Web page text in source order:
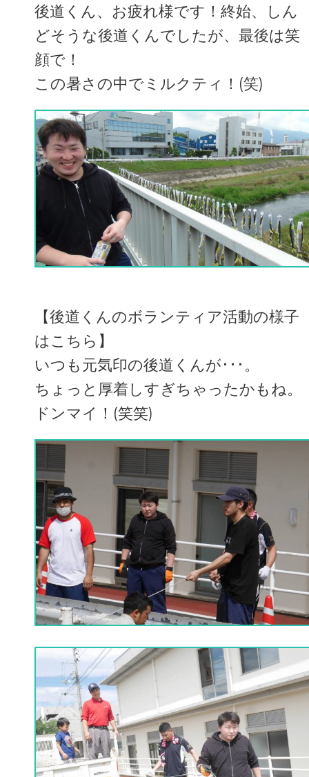
後道くん、お疲れ様です！終始、しん
どそうな後道くんでしたが、最後は笑
顔で！
この暑さの中でミルクティ！(笑)
【後道くんのボランティア活動の様子
はこちら】
いつも元気印の後道くんが･･･。
ちょっと厚着しすぎちゃったかもね。
ドンマイ！(笑笑)